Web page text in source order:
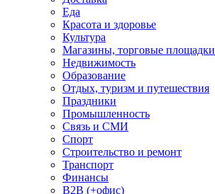
Еда
Красота и здоровье
Культура
Магазины, торговые площадки
Недвижимость
Образование
Отдых, туризм и путешествия
Праздники
Промышленность
Связь и СМИ
Спорт
Строительство и ремонт
Транспорт
Финансы
B2B (+офис)